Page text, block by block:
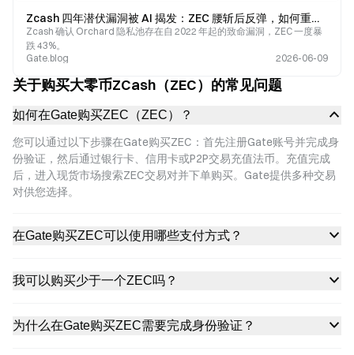
Zcash 四年潜伏漏洞被 AI 揭发：ZEC 腰斩后反弹，如何重建隐私币信任？
Zcash 确认 Orchard 隐私池存在自 2022 年起的致命漏洞，ZEC 一度暴
跌 43%。
Gate.blog
2026-06-09
关于购买大零币ZCash（ZEC）的常见问题
如何在Gate购买ZEC（ZEC）？
您可以通过以下步骤在Gate购买ZEC：首先注册Gate账号并完成身
份验证，然后通过银行卡、信用卡或P2P交易充值法币。充值完成
后，进入现货市场搜索ZEC交易对并下单购买。Gate提供多种交易
对供您选择。
在Gate购买ZEC可以使用哪些支付方式？
我可以购买少于一个ZEC吗？
为什么在Gate购买ZEC需要完成身份验证？